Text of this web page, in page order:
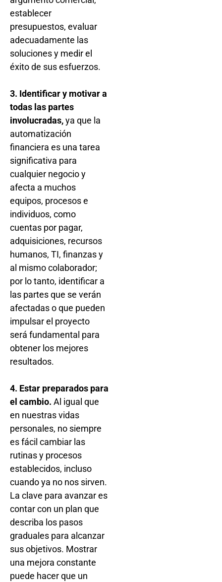
establecer
presupuestos, evaluar
adecuadamente las
soluciones y medir el
éxito de sus esfuerzos.
3. Identificar y motivar a
todas las partes
involucradas,ya que la
automatización
financiera es una tarea
significativa para
cualquier negocio y
afecta a muchos
equipos, procesos e
individuos, como
cuentas por pagar,
adquisiciones, recursos
humanos, TI, finanzas y
al mismo colaborador;
por lo tanto, identificar a
las partes que se verán
afectadas o que pueden
impulsar el proyecto
será fundamental para
obtener los mejores
resultados.
4. Estar preparados para
el cambio. Al igual que
en nuestras vidas
personales, no siempre
es fácil cambiar las
rutinas y procesos
establecidos, incluso
cuando ya no nos sirven.
La clave para avanzar es
contar con un plan que
describa los pasos
graduales para alcanzar
sus objetivos. Mostrar
una mejora constante
puede hacer que un